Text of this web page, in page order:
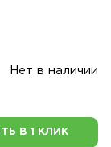
Нет в наличии
В 1 КЛИК